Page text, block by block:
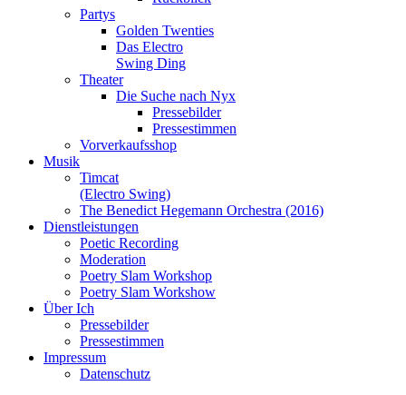
Partys
Golden Twenties
Das Electro
Swing Ding
Theater
Die Suche nach Nyx
Pressebilder
Pressestimmen
Vorverkaufsshop
Musik
Timcat
(Electro Swing)
The Benedict Hegemann Orchestra (2016)
Dienstleistungen
Poetic Recording
Moderation
Poetry Slam Workshop
Poetry Slam Workshow
Über Ich
Pressebilder
Pressestimmen
Impressum
Datenschutz